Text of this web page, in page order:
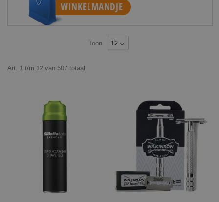
WINKELMANDJE
Toon
Art. 1 t/m 12 van 507 totaal